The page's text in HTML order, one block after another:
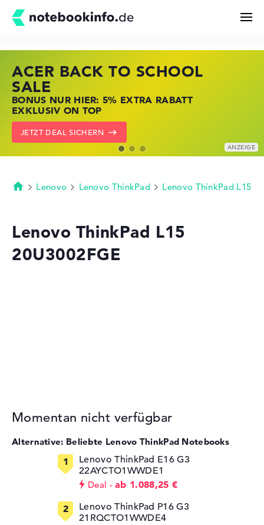
Kaufberatung
Technik & Wissen
Deals
Merkzettel
ACER BACK TO SCHOOL
SALE
BONUS NUR HIER: 5% EXTRA RABATT
EXKLUSIV ON TOP
JETZT DEAL SICHERN
HP STORE SSV DEALS
JETZT ZUGREIFEN: NOTEBOOKS BEI HP
KRÄFTIG REDUZIERT
ZU DEN HP ANGEBOTEN
LENOVO LAPTOP DEALS
NOTEBOOKS BEI LENOVO JETZT
KRÄFTIG REDUZIERT
LENOVO DEALS ZEIGEN
Startseite
Lenovo Lenovo ThinkPad Lenovo ThinkPad L15
Lenovo ThinkPad L15
20U3002FGE
Momentan nicht verfügbar
Alternative: Beliebte Lenovo ThinkPad Notebooks
Lenovo ThinkPad E16 G3
22AYCTO1WWDE1
Deal
ab 1.088,25 €
Lenovo ThinkPad P16 G3
21RQCTO1WWDE4